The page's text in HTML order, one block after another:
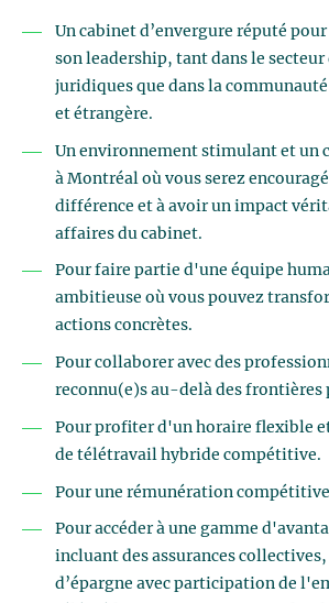
Un cabinet d’envergure réputé
son leadership, tant dans le secteur
juridiques que dans la
et étrangère.
Un environnement stimulant et un
à Montréal où vous serez
différence et à avoir un impact
affaires du cabinet.
Pour faire partie d'une équipe
ambitieuse où vous pouvez
actions concrètes.
Pour collaborer avec des
reconnu(e)s au-delà des frontières
Pour profiter d'un horaire flexible
de télétravail hybride compétitive.
Pour une rémunération
Pour accéder à une gamme
incluant des assurances
d’épargne avec participation de